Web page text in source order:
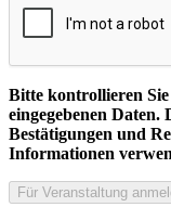
Bitte kontrollieren
eingegebenen
Bestätigungen und
Informationen